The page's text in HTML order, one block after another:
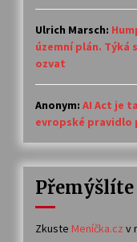
Ulrich Marsch:
územní plán. Týká
ozvat
Anonym: AI Act je
evropské pravidlo
Přemýšlíte
Zkuste Meníčka.cz v